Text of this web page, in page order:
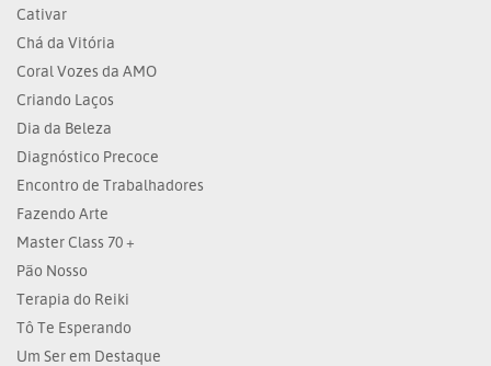
Cativar
Chá da Vitória
Coral Vozes da AMO
Criando Laços
Dia da Beleza
Diagnóstico Precoce
Encontro de Trabalhadores
Fazendo Arte
Master Class 70 +
Pão Nosso
Terapia do Reiki
Tô Te Esperando
Um Ser em Destaque